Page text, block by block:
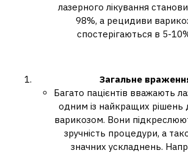
лазерного лікування
98%, а рецидиви
спостерігаються в 5-
Загальне
Багато пацієнтів вважають
одним із найкращих рішень
варикозом. Вони
зручність процедури, а
значних ускладнень.